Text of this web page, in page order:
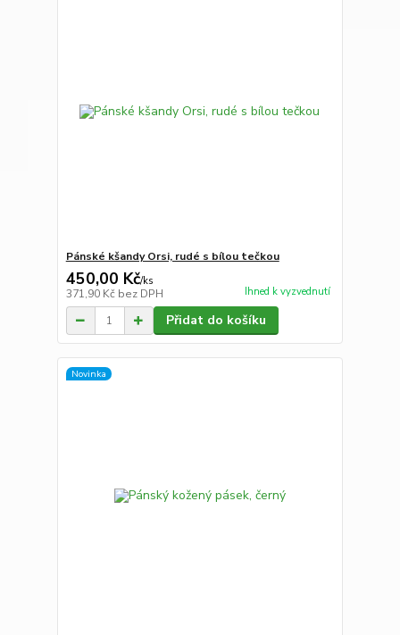
Pánské kšandy Orsi, rudé s bílou tečkou
450,00 Kč/ks
371,90 Kč bez DPH Ihned k vyzvednutí
Přidat do košíku
Novinka